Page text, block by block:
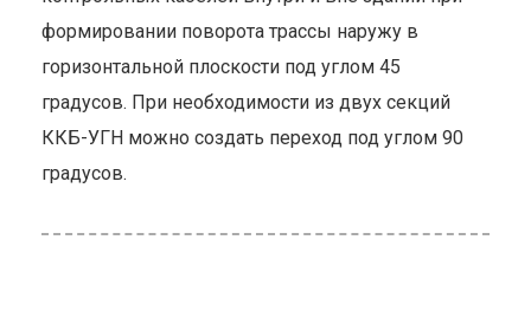
формировании поворота трассы наружу в
горизонтальной плоскости под углом 45
градусов. При необходимости из двух секций
ККБ-УГН можно создать переход под углом 90
градусов.